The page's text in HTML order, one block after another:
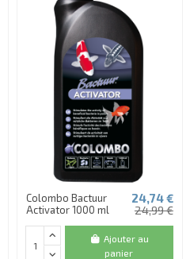
Colombo Bactuur
Activator 1000 ml
24,74 €
24,99 €
Ajouter au
panier